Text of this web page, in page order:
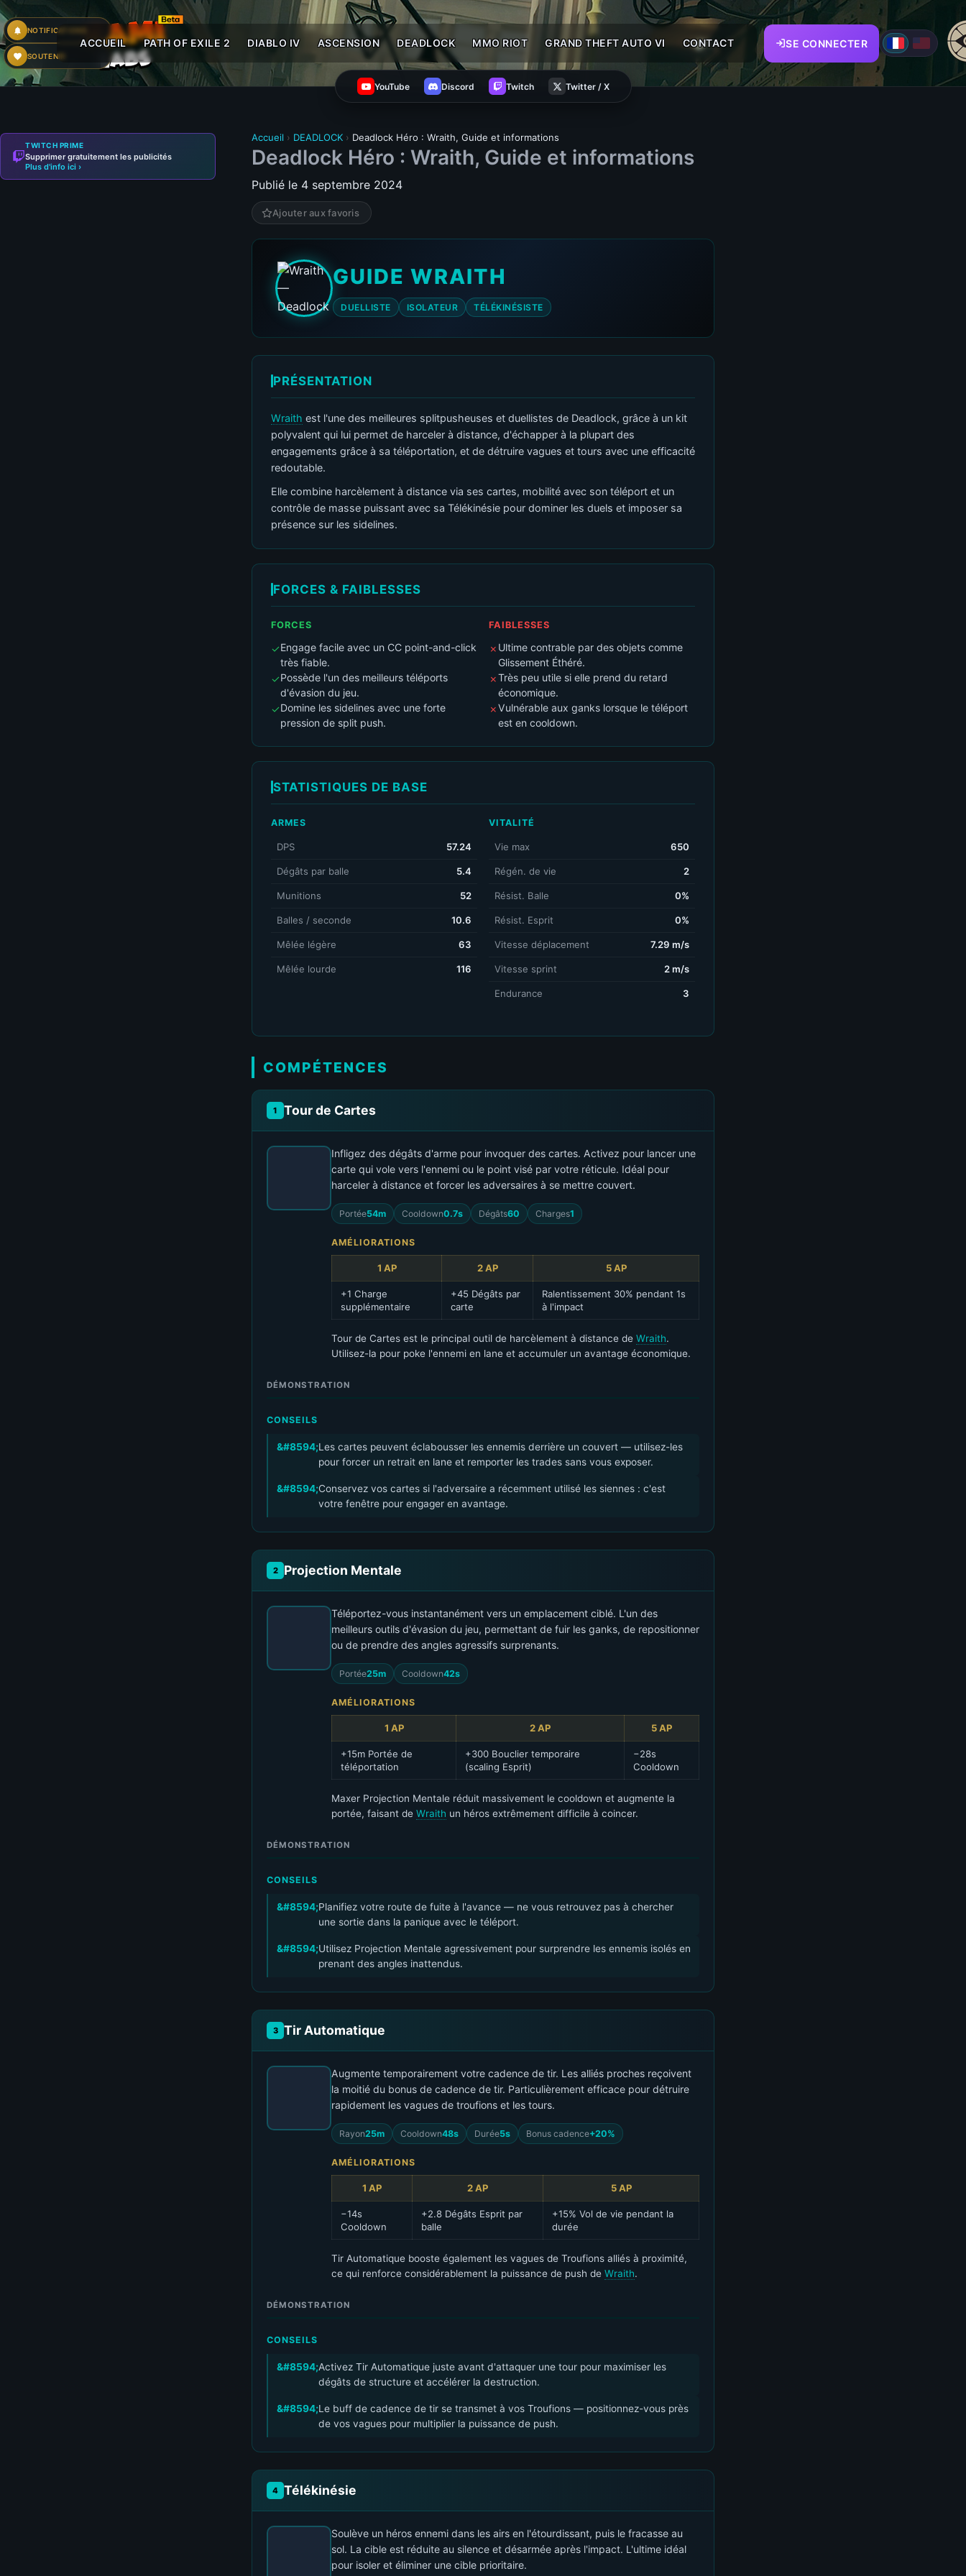
NOTIFICATIONS
SOUTENIR
ACCUEIL PATH OF EXILE 2 DIABLO IV ASCENSION DEADLOCK MMO RIOT GRAND THEFT AUTO VI CONTACT SE CONNECTER
YouTube Discord Twitch Twitter / X
Accueil › DEADLOCK › Deadlock Héro : Wraith, Guide et informations
Deadlock Héro : Wraith, Guide et informations
Publié le 4 septembre 2024
Ajouter aux favoris
GUIDE WRAITH
DUELLISTE ISOLATEUR TÉLÉKINÉSISTE
PRÉSENTATION
Wraith est l'une des meilleures splitpusheuses et duellistes de Deadlock, grâce à un kit
polyvalent qui lui permet de harceler à distance, d'échapper à la plupart des
engagements grâce à sa téléportation, et de détruire vagues et tours avec une efficacité
redoutable.
Elle combine harcèlement à distance via ses cartes, mobilité avec son téléport et un
contrôle de masse puissant avec sa Télékinésie pour dominer les duels et imposer sa
présence sur les sidelines.
FORCES & FAIBLESSES
FORCES
Engage facile avec un CC point-and-click
très fiable.
Possède l'un des meilleurs téléports
d'évasion du jeu.
Domine les sidelines avec une forte
pression de split push.
FAIBLESSES
Ultime contrable par des objets comme
Glissement Éthéré.
Très peu utile si elle prend du retard
économique.
Vulnérable aux ganks lorsque le téléport
est en cooldown.
STATISTIQUES DE BASE
ARMES
DPS 57.24
Dégâts par balle 5.4
Munitions 52
Balles / seconde 10.6
Mêlée légère 63
Mêlée lourde 116
VITALITÉ
Vie max 650
Régén. de vie 2
Résist. Balle 0%
Résist. Esprit 0%
Vitesse déplacement 7.29 m/s
Vitesse sprint 2 m/s
Endurance 3
COMPÉTENCES
1 Tour de Cartes
Infligez des dégâts d'arme pour invoquer des cartes. Activez pour lancer une
carte qui vole vers l'ennemi ou le point visé par votre réticule. Idéal pour
harceler à distance et forcer les adversaires à se mettre couvert.
Portée54m Cooldown0.7s Dégâts60 Charges1
AMÉLIORATIONS
1 AP 2 AP 5 AP
+1 Charge
supplémentaire
+45 Dégâts par
carte
Ralentissement 30% pendant 1s
à l'impact
Tour de Cartes est le principal outil de harcèlement à distance de Wraith.
Utilisez-la pour poke l'ennemi en lane et accumuler un avantage économique.
DÉMONSTRATION
CONSEILS
Les cartes peuvent éclabousser les ennemis derrière un couvert — utilisez-les
pour forcer un retrait en lane et remporter les trades sans vous exposer.
Conservez vos cartes si l'adversaire a récemment utilisé les siennes : c'est
votre fenêtre pour engager en avantage.
2 Projection Mentale
Téléportez-vous instantanément vers un emplacement ciblé. L'un des
meilleurs outils d'évasion du jeu, permettant de fuir les ganks, de repositionner
ou de prendre des angles agressifs surprenants.
Portée25m Cooldown42s
AMÉLIORATIONS
1 AP 2 AP 5 AP
+15m Portée de
téléportation
+300 Bouclier temporaire
(scaling Esprit)
−28s
Cooldown
Maxer Projection Mentale réduit massivement le cooldown et augmente la
portée, faisant de Wraith un héros extrêmement difficile à coincer.
DÉMONSTRATION
CONSEILS
Planifiez votre route de fuite à l'avance — ne vous retrouvez pas à chercher
une sortie dans la panique avec le téléport.
Utilisez Projection Mentale agressivement pour surprendre les ennemis isolés en
prenant des angles inattendus.
3 Tir Automatique
Augmente temporairement votre cadence de tir. Les alliés proches reçoivent
la moitié du bonus de cadence de tir. Particulièrement efficace pour détruire
rapidement les vagues de troufions et les tours.
Rayon25m Cooldown48s Durée5s Bonus cadence+20%
AMÉLIORATIONS
1 AP 2 AP 5 AP
−14s
Cooldown
+2.8 Dégâts Esprit par
balle
+15% Vol de vie pendant la
durée
Tir Automatique booste également les vagues de Troufions alliés à proximité,
ce qui renforce considérablement la puissance de push de Wraith.
DÉMONSTRATION
CONSEILS
Activez Tir Automatique juste avant d'attaquer une tour pour maximiser les
dégâts de structure et accélérer la destruction.
Le buff de cadence de tir se transmet à vos Troufions — positionnez-vous près
de vos vagues pour multiplier la puissance de push.
4 Télékinésie
Soulève un héros ennemi dans les airs en l'étourdissant, puis le fracasse au
sol. La cible est réduite au silence et désarmée après l'impact. L'ultime idéal
pour isoler et éliminer une cible prioritaire.
TWITCH PRIME
Supprimer gratuitement les publicités
Plus d'info ici ›